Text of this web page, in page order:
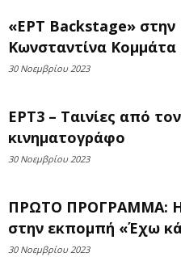
«ΕΡΤ Backstage» στην
Κωνσταντίνα Κομμάτα
30 Νοεμβρίου 2023
ΕΡΤ3 – Ταινίες από
κινηματογράφο
30 Νοεμβρίου 2023
ΠΡΩΤΟ ΠΡΟΓΡΑΜΜΑ: Η
στην εκπομπή «Έχω
30 Νοεμβρίου 2023